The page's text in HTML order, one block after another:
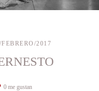
FEBRERO/2017
0 me gustan